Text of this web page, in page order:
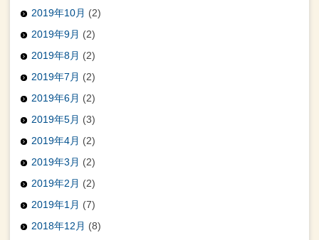
2019年10月 (2)
2019年9月 (2)
2019年8月 (2)
2019年7月 (2)
2019年6月 (2)
2019年5月 (3)
2019年4月 (2)
2019年3月 (2)
2019年2月 (2)
2019年1月 (7)
2018年12月 (8)